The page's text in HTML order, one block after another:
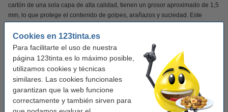
Cookies en 123tinta.es
Para facilitarte el uso de nuestra
página 123tinta.es lo máximo posible,
utilizamos cookies y técnicas
similares. Las cookies funcionales
garantizan que la web funcione
correctamente y también sirven para
cartón de una sola capa de alta calidad, tienen un grosor aproximado de 1,5
mm, lo que protege el contenido de golpes, arañazos y suciedad. Este
se pliega fácilmente. Esto te permite empaquetar tus paquetes rápidamente.
Las cajas cuentan con una tira adhesiva, lo que elimina la necesidad de
cinta adhesiva. Gracias a la tira desprendible, el destinatario puede abrir
fácilmente la caja. Con estas prácticas cajas sin impresión, todos sus
productos se entregarán en perfectas condiciones.
Te aconsejamos que cojas estas cajas de envío de 123tinta y así ahorres